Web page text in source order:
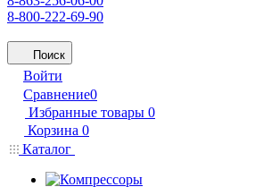
8-800-222-69-90
Поиск
Войти
Сравнение0
Избранные товары 0
Корзина 0
Каталог